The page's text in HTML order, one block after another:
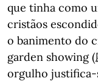
que tinha como
cristãos
o banimento do
garden showing (
orgulho justifica-